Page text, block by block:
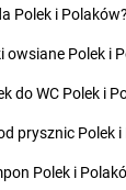
Polek i Polaków?
owsiane Polek i
do WC Polek i
prysznic Polek i
Polek i